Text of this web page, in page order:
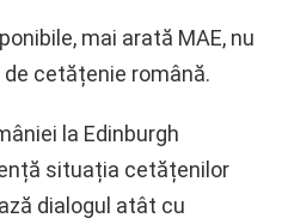
mai arată MAE, nu
cetățenie română.
la Edinburgh
situația cetățenilor
dialogul atât cu